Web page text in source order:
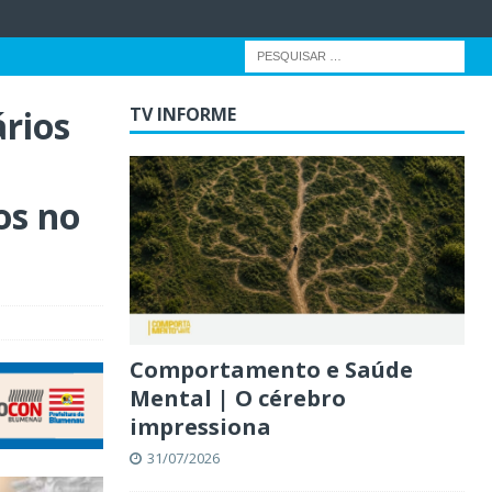
no
TV INFORME
Comportamento e Saúde
Mental | O cérebro
impressiona
31/07/2026